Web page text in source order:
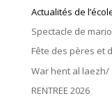
Actualités de
Spectacle de
Fête des pères et
War hent al
RENTREE 2026